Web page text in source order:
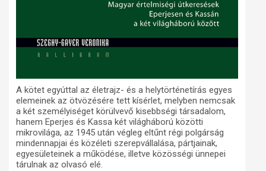
A kötet egyúttal az életrajz- és a helytörténetírás egyes
elemeinek az ötvözésére tett kísérlet, melyben nemcsak
a két személyiséget körülvevő kisebbségi társadalom,
hanem Eperjes és Kassa két világháború közötti
mikrovilága, az 1945 után végleg eltűnt régi polgárság
mindennapjai és közéleti szerepvállalása, pártjainak,
egyesületeinek a működése, illetve közösségi ünnepei
tárulnak az olvasó elé.